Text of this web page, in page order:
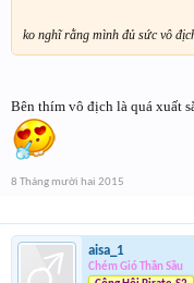
ko nghĩ rằng mình đủ sức vô
Bên thím vô địch là quá xuất
8 Tháng mười hai 2015
aisa_1
Chém Gió Thần Sầu